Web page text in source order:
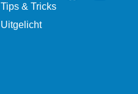
Tips & Tricks
Uitgelicht